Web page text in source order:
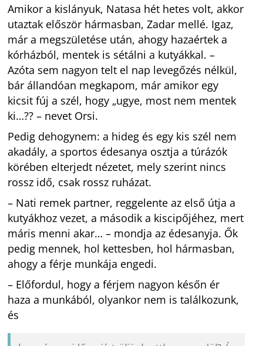
Amikor a kislányuk, Natasa hét hetes volt, akkor
utaztak először hármasban, Zadar mellé. Igaz,
már a megszületése után, ahogy hazaértek a
kórházból, mentek is sétálni a kutyákkal. –
Azóta sem nagyon telt el nap levegőzés nélkül,
bár állandóan megkapom, már amikor egy
kicsit fúj a szél, hogy „ugye, most nem mentek
ki…?? – nevet Orsi.
Pedig dehogynem: a hideg és egy kis szél nem
akadály, a sportos édesanya osztja a túrázók
körében elterjedt nézetet, mely szerint nincs
rossz idő, csak rossz ruházat.
– Nati remek partner, reggelente az első útja a
kutyákhoz vezet, a második a kiscipőjéhez, mert
máris menni akar… – mondja az édesanyja. Ők
pedig mennek, hol kettesben, hol hármasban,
ahogy a férje munkája engedi.
– Előfordul, hogy a férjem nagyon későn ér
haza a munkából, olyankor nem is találkozunk,
és